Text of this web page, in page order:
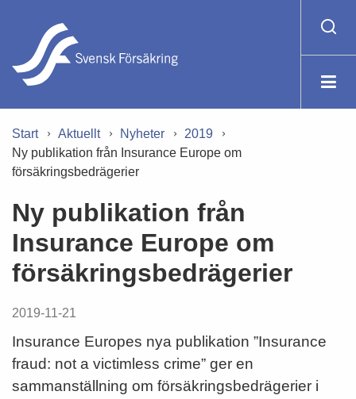
Start Aktuellt Nyheter
2019
Ny publikation från Insurance Europe om
försäkringsbedrägerier
Ny publikation från
Insurance Europe om
försäkringsbedrägerier
2019-11-21
Insurance Europes nya publikation ”Insurance
fraud: not a victimless crime” ger en
sammanställning om försäkringsbedrägerier i